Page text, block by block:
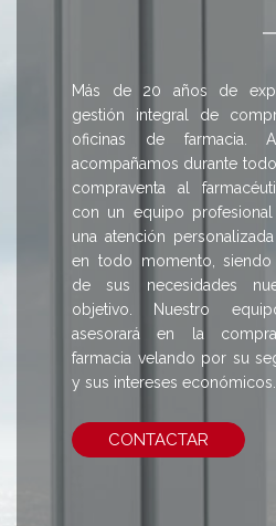
Más de 20 años de
gestión integral de
oficinas de farmacia.
acompañamos durante
compraventa al
con un equipo
una atención
en todo momento, siendo
de sus necesidades
objetivo. Nuestro
asesorará en la
farmacia velando por su
y sus intereses económicos.
CONTACTAR